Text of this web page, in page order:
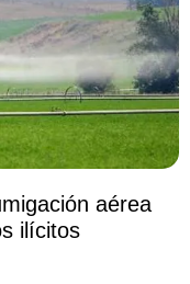
aérea
ilícitos